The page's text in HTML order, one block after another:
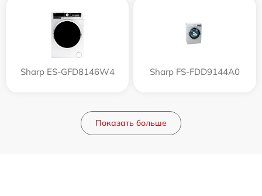
Sharp ES-GFD8146W4 Sharp FS-FDD9144A0
Показать больше